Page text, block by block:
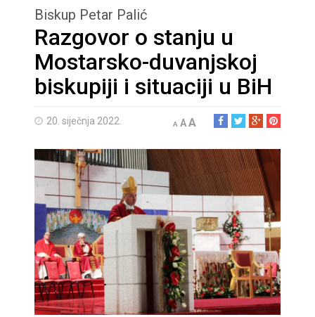
Biskup Petar Palić
Razgovor o stanju u
Mostarsko-duvanjskoj
biskupiji i situaciji u BiH
20. siječnja 2022. A AA